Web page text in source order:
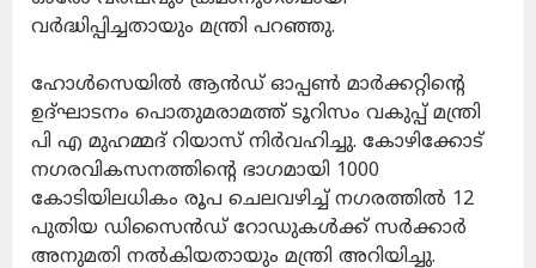
വര്‍ദ്ധിപ്പിച്ചതായും മന്ത്രി പറഞ്ഞു.
ഹോള്‍സെയില്‍ ആന്‍ഡ് ഓപ്പണ്‍ മാര്‍ക്കറ്റിന്റെ
ഉദ്ഘാടനം പൊതുമരാമത്ത് ടൂറിസം വകുപ്പ് മന്ത്രി
പി എ മുഹമ്മദ് റിയാസ് നിര്‍വഹിച്ചു. കോഴിക്കോട്
നഗരവികസനത്തിന്റെ ഭാഗമായി 1000
കോടിയിലധികം രൂപ ചെലവഴിച്ച് നഗരത്തില്‍ 12
പുതിയ ഡിസൈന്‍ഡ് റോഡുകള്‍ക്ക് സര്‍ക്കാര്‍
അനുമതി നല്‍കിയതായും മന്ത്രി അറിയിച്ചു.